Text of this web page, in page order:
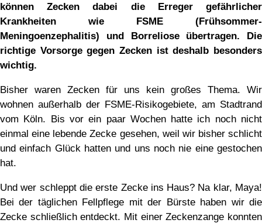
können Zecken dabei die Erreger gefährlicher
Krankheiten wie FSME (Frühsommer-
Meningoenzephalitis) und Borreliose übertragen. Die
richtige Vorsorge gegen Zecken ist deshalb besonders
wichtig.
Bisher waren Zecken für uns kein großes Thema. Wir
wohnen außerhalb der FSME-Risikogebiete, am Stadtrand
vom Köln. Bis vor ein paar Wochen hatte ich noch nicht
einmal eine lebende Zecke gesehen, weil wir bisher schlicht
und einfach Glück hatten und uns noch nie eine gestochen
hat.
Und wer schleppt die erste Zecke ins Haus? Na klar, Maya!
Bei der täglichen Fellpflege mit der Bürste haben wir die
Zecke schließlich entdeckt. Mit einer Zeckenzange konnten